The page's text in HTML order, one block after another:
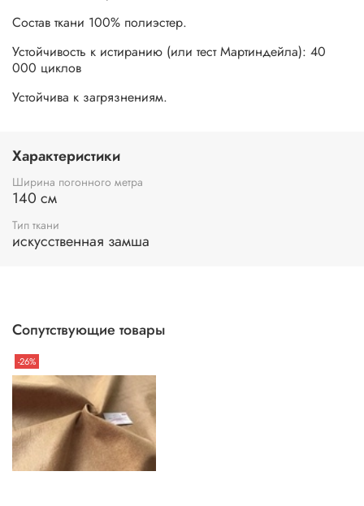
Состав ткани 100% полиэстер.
Устойчивость к истиранию (или тест Мартиндейла): 40
000 циклов
Устойчива к загрязнениям.
Характеристики
Ширина погонного метра
140 см
Тип ткани
искусственная замша
Сопутствующие товары
-26%